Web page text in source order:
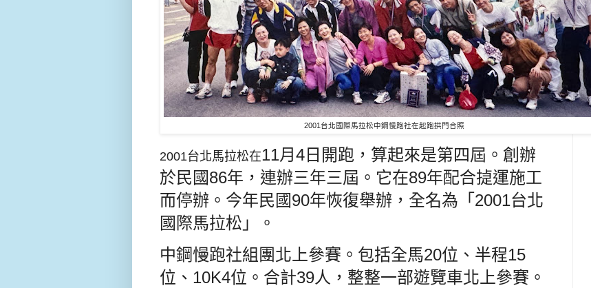
2001台北國際馬拉松中鋼慢跑社在起跑拱門合照
2001台北馬拉松在11月4日開跑 ，算起來是第四屆。創辦
於民國86年，連辦三年三屆。它在89年配合㨗運施工
而停辦。今年民國90年恢復舉辦，全名為「2001台北
國際馬拉松」。
中鋼慢跑社組團北上參賽。包括全馬20位、半程15
位、10K4位。合計39人，整整一部遊覽車北上參賽。